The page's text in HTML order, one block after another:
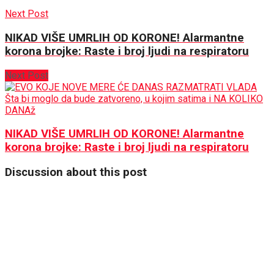
Next Post
NIKAD VIŠE UMRLIH OD KORONE! Alarmantne
korona brojke: Raste i broj ljudi na respiratoru
Next Post
NIKAD VIŠE UMRLIH OD KORONE! Alarmantne
korona brojke: Raste i broj ljudi na respiratoru
Discussion about this post